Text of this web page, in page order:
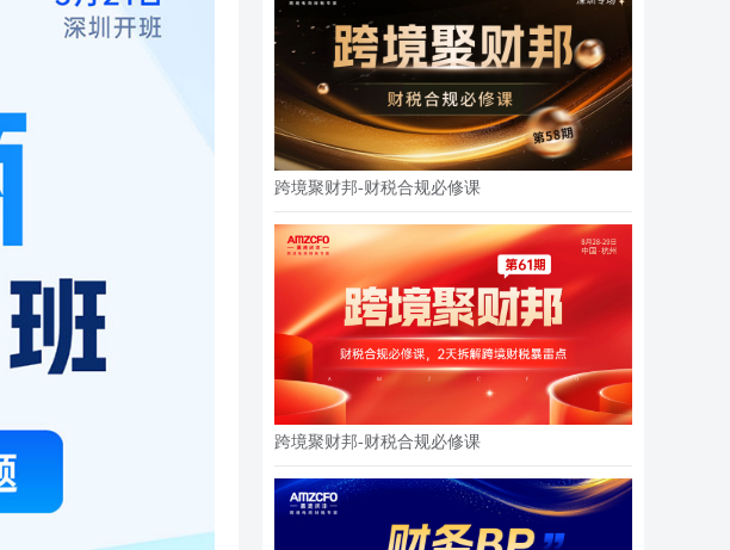
跨境聚财邦-财税合规必修课
跨境聚财邦-财税合规必修课